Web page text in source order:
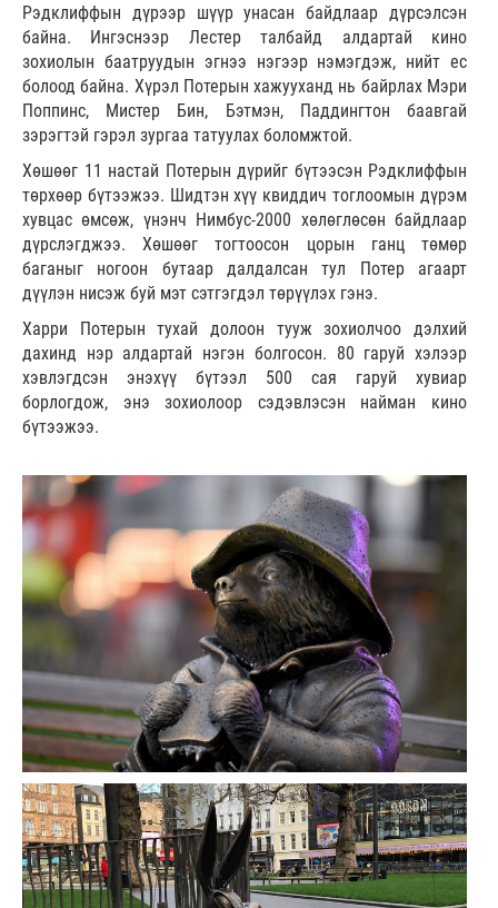
Рэдклиффын дүрээр шүүр унасан байдлаар дүрсэлсэн
байна. Ингэснээр Лестер талбайд алдартай кино
зохиолын баатруудын эгнээ нэгээр нэмэгдэж, нийт ес
болоод байна. Хүрэл Потерын хажууханд нь байрлах Мэри
Поппинс, Мистер Бин, Бэтмэн, Паддингтон баавгай
зэрэгтэй гэрэл зургаа татуулах боломжтой.
Хөшөөг 11 настай Потерын дүрийг бүтээсэн Рэдклиффын
төрхөөр бүтээжээ. Шидтэн хүү квиддич тоглоомын дүрэм
хувцас өмсөж, үнэнч Нимбус-2000 хөлөглөсөн байдлаар
дүрслэгджээ. Хөшөөг тогтоосон цорын ганц төмөр
баганыг ногоон бутаар далдалсан тул Потер агаарт
дүүлэн нисэж буй мэт сэтгэгдэл төрүүлэх гэнэ.
Харри Потерын тухай долоон тууж зохиолчоо дэлхий
дахинд нэр алдартай нэгэн болгосон. 80 гаруй хэлээр
хэвлэгдсэн энэхүү бүтээл 500 сая гаруй хувиар
борлогдож, энэ зохиолоор сэдэвлэсэн найман кино
бүтээжээ.